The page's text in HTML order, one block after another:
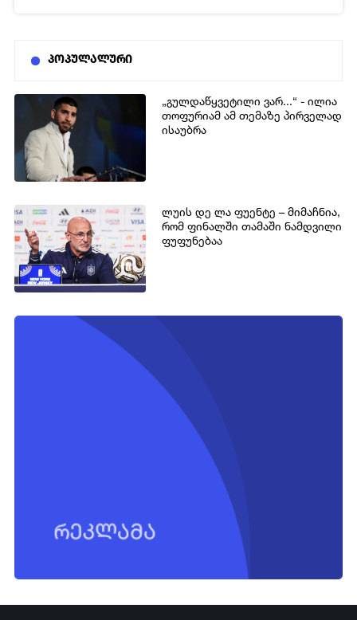
პოპულალური
„გულდაწყვეტილი ვარ...“ - ილია
თოფურიამ ამ თემაზე პირველად
ისაუბრა
ლუის დე ლა ფუენტე – მიმაჩნია,
რომ ფინალში თამაში ნამდვილი
ფუფუნებაა